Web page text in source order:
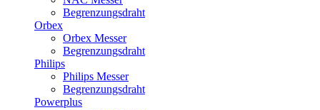
Begrenzungsdraht
Orbex
Orbex Messer
Begrenzungsdraht
Philips
Philips Messer
Begrenzungsdraht
Powerplus